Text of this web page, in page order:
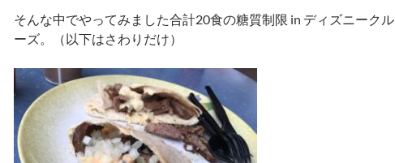
そんな中でやってみました合計20食の糖質制限 in ディズニークル
ーズ。（以下はさわりだけ）